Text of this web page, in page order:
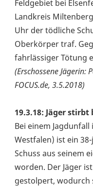
Feldgebiet bei
Landkreis
Uhr der tödliche
Oberkörper traf.
fahrlässiger Tötung
(Erschossene Jägerin:
FOCUS.de, 3.5.2018)
19.3.18: Jäger
Bei einem
Westfalen) ist ein
Schuss aus seinem
worden. Der Jäger
gestolpert, wodurch